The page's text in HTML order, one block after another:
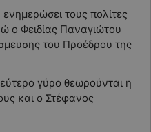
τους πολίτες
ο Φειδίας Παναγιώτου
του Προέδρου της
γύρο θεωρούνται η
και ο Στέφανος